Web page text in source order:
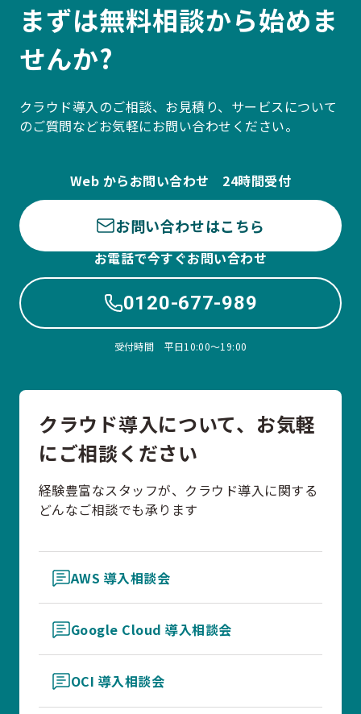
まずは無料相談から始めま
せんか?
クラウド導入のご相談、お見積り、サービスについて
のご質問などお気軽にお問い合わせください。
Web からお問い合わせ 24時間受付
お問い合わせはこちら
お電話で今すぐお問い合わせ
0120-677-989
受付時間 平日10:00〜19:00
クラウド導入について、お気軽
にご相談ください
経験豊富なスタッフが、クラウド導入に関する
どんなご相談でも承ります
AWS 導入相談会
Google Cloud 導入相談会
OCI 導入相談会